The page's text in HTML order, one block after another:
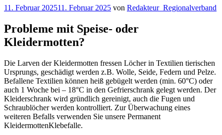
Veröffentlicht
11. Februar 202511. Februar 2025 von Redakteur_Regionalverband
Probleme mit Speise- oder
Kleidermotten?
Die Larven der Kleidermotten fressen Löcher in Textilien tierischen
Ursprungs, geschädigt werden z.B. Wolle, Seide, Federn und Pelze.
Befallene Textilien können heiß gebügelt werden (min. 60°C) oder
auch 1 Woche bei – 18°C in den Gefrierschrank gelegt werden. Der
Kleiderschrank wird gründlich gereinigt, auch die Fugen und
Schraublöcher werden kontrolliert. Zur Überwachung eines
weiteren Befalls verwenden Sie unsere Permanent
KleidermottenKlebefalle.